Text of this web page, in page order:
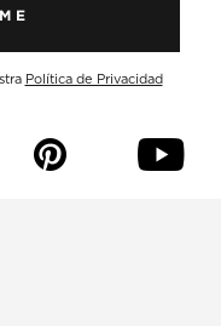
Política de Privacidad
p y